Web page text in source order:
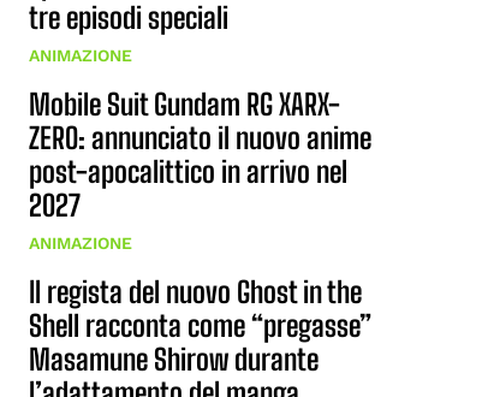
tre episodi speciali
ANIMAZIONE
Mobile Suit Gundam RG XARX-
ZERO: annunciato il nuovo anime
post-apocalittico in arrivo nel
2027
ANIMAZIONE
Il regista del nuovo Ghost in the
Shell racconta come “pregasse”
Masamune Shirow durante